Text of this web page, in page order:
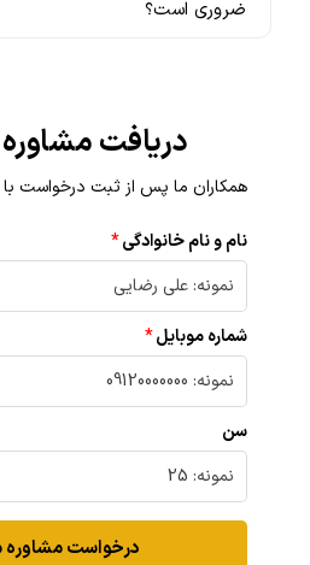
ضروری است؟
دریافت مشاوره
همکاران ما پس از ثبت درخواست
نام و نام خانوادگی
شماره موبایل
سن
درخواست